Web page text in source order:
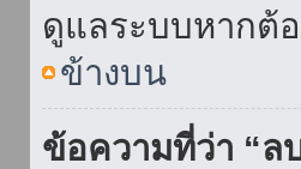
ดูแลระบบหากต้
ข้างบน
ข้อความที่ว่า “ล